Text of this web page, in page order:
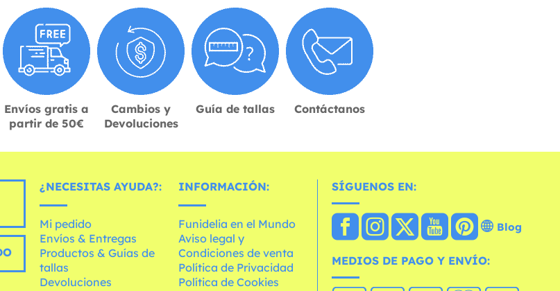
Envíos gratis a
partir de 50€
Cambios y
Devoluciones
Guía de tallas Contáctanos
¿NECESITAS AYUDA?:
Mi pedido
Envíos & Entregas
Productos & Guías de
tallas
Devoluciones
INFORMACIÓN:
Funidelia en el Mundo
Aviso legal y
Condiciones de venta
Política de Privacidad
Política de Cookies
SÍGUENOS EN:
Blog
MEDIOS DE PAGO Y ENVÍO: